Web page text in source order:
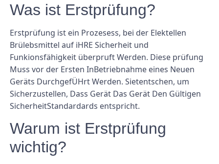
Was ist Erstprüfung?
Erstprüfung ist ein Prozesess, bei der Elektellen
Brülebsmittel auf iHRE Sicherheit und
Funkionsfähigkeit überpruft Werden. Diese prüfung
Muss vor der Ersten InBetriebnahme eines Neuen
Geräts DurchgefÜHrt Werden. Sietentschen, um
Sicherzustellen, Dass Gerät Das Gerät Den Gültigen
SicherheitStandardards entspricht.
Warum ist Erstprüfung
wichtig?